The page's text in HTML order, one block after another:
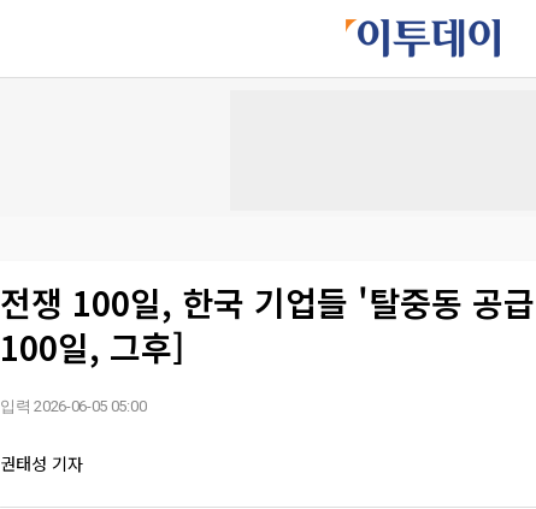
전쟁 100일, 한국 기업들 '탈중동 공
100일, 그후]
입력 2026-06-05 05:00
권태성 기자